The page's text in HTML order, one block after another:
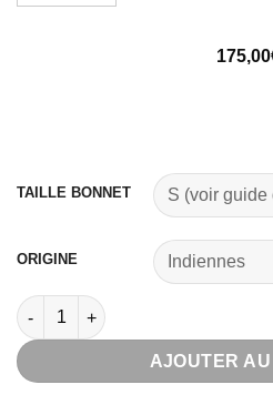
175,00
TAILLE BONNET
ORIGINE
quantité de Abina Wig
AJOUTER